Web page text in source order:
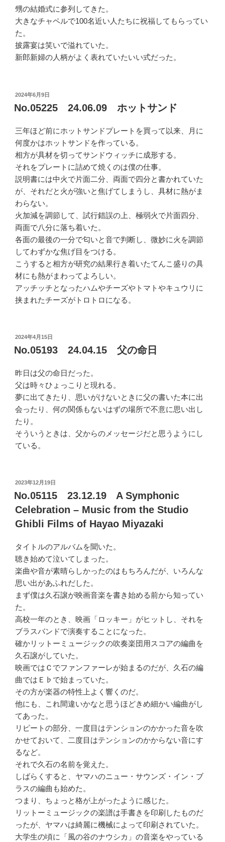
甥の結婚式に参列してきた。
大きなチャペルで100名近い人たちに祝福してもらってい
た。
披露宴は笑いで溢れていた。
新郎新婦の人柄がよく表れていたいい式だった。
投
稿
日:
2024年6月9日
No.05225 24.06.09 ホットサンド
三年ほど前にホットサンドプレートを買って以来、月に
何度かはホットサンドを作っている。
相方が具材を切ってサンドウィッチに成形する。
それをプレートに詰めて焼くのは僕の仕事。
説明書には中火で片面二分、両面で四分と書かれていた
が、それだと火が強いと焦げてしまうし、具材に熱がま
わらない。
火加減を調節して、試行錯誤の上、極弱火で片面四分、
両面で八分に落ち着いた。
各面の最後の一分で匂いと音で判断し、微妙に火を調節
してわずかな焦げ目をつける。
こうすると相方が研究の結果行き着いたてんこ盛りの具
材にも熱がまわってよろしい。
アッチッチとなったハムやチーズやトマトやキュウリに
挟まれたチーズがトロトロになる。
投
稿
日:
2024年4月15日
No.05193 24.04.15 父の命日
昨日は父の命日だった。
父は時々ひょっこりと現れる。
夢に出てきたり、思いがけないときに父の書いた本に出
会ったり、何の関係もないはずの場所で不意に思い出し
たり。
そういうときは、父からのメッセージだと思うようにし
ている。
投
稿
日:
2023年12月19日
No.05115 23.12.19 A Symphonic
Celebration – Music from the Studio
Ghibli Films of Hayao Miyazaki
タイトルのアルバムを聞いた。
聴き始めて泣いてしまった。
楽曲や音が素晴らしかったのはもちろんだが、いろんな
思い出があふれだした。
まず僕は久石譲が映画音楽を書き始める前から知ってい
た。
高校一年のとき、映画「ロッキー」がヒットし、それを
ブラスバンドで演奏することになった。
確かリットーミュージックの吹奏楽団用スコアの編曲を
久石譲がしていた。
映画ではＣでファンファーレが始まるのだが、久石の編
曲ではＥ♭で始まっていた。
その方が楽器の特性上よく響くのだ。
他にも、これ間違いかなと思うほどきめ細かい編曲がし
てあった。
リピートの部分、一度目はテンションのかかった音を吹
かせておいて、二度目はテンションのかからない音にす
るなど。
それで久石の名前を覚えた。
しばらくすると、ヤマハのニュー・サウンズ・イン・ブ
ラスの編曲も始めた。
つまり、ちょっと格が上がったように感じた。
リットーミュージックの楽譜は手書きを印刷したものだ
ったが、ヤマハは綺麗に機械によって印刷されていた。
大学生の頃に「風の谷のナウシカ」の音楽をやっている